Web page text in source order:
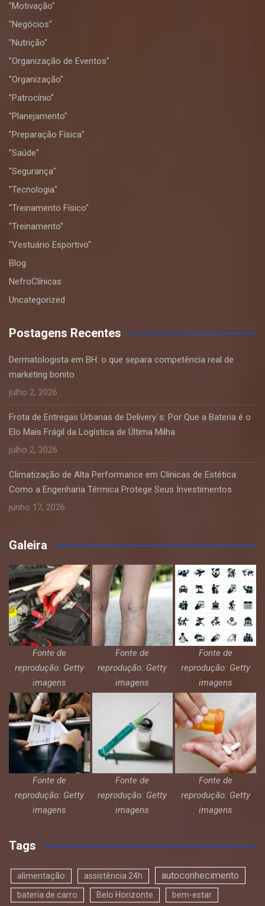
"Motivação"
"Negócios"
"Nutrição"
"Organização de Eventos"
"Organização"
"Patrocínio"
"Planejamento"
"Preparação Física"
"Saúde"
"Segurança"
"Tecnologia"
"Treinamento Físico"
"Treinamento"
"Vestuário Esportivo"
Blog
NefroClínicas
Uncategorized
Postagens Recentes
Dermatologista em BH: o que separa competência real de
marketing bonito
julho 2, 2026
Frota de Entregas Urbanas de Delivery´s: Por Que a Bateria é o
Elo Mais Frágil da Logística de Última Milha
julho 2, 2026
Climatização de Alta Performance em Clínicas de Estética:
Como a Engenharia Térmica Protege Seus Investimentos
junho 17, 2026
Galeira
Fonte de
reprodução: Getty
imagens
Fonte de
reprodução: Getty
imagens
Fonte de
reprodução: Getty
imagens
Fonte de
reprodução: Getty
imagens
Fonte de
reprodução: Getty
imagens
Fonte de
reprodução: Getty
imagens
Tags
alimentação assistência 24h autoconhecimento
bateria de carro Belo Horizonte
bem-estar